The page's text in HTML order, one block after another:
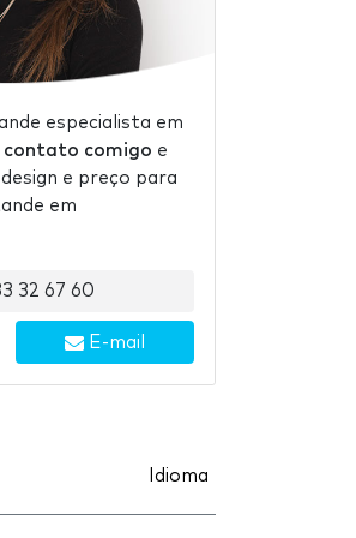
especialista em
contato comigo e
e preço para
em
32 67 60
E-mail
Idioma